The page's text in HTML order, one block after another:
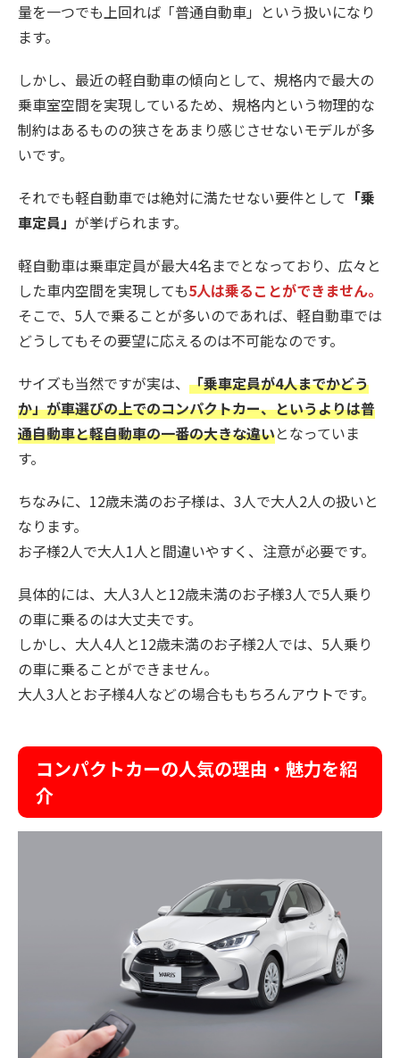
量を一つでも上回れば「普通自動車」という扱いになり
ます。
しかし、最近の軽自動車の傾向として、規格内で最大の
乗車室空間を実現しているため、規格内という物理的な
制約はあるものの狭さをあまり感じさせないモデルが多
いです。
それでも軽自動車では絶対に満たせない要件として 「乗
車定員」 が挙げられます。
軽自動車は乗車定員が最大4名までとなっており、広々と
した車内空間を実現しても5人は乗ることができません。
そこで、5人で乗ることが多いのであれば、軽自動車では
どうしてもその要望に応えるのは不可能なのです。
サイズも当然ですが実は、 「乗車定員が4人までかどう
か」が車選びの上でのコンパクトカー、というよりは普
通自動車と軽自動車の一番の大きな違いとなっていま
す。
ちなみに、12歳未満のお子様は、3人で大人2人の扱いと
なります。
お子様2人で大人1人と間違いやすく、注意が必要です。
具体的には、大人3人と12歳未満のお子様3人で5人乗り
の車に乗るのは大丈夫です。
しかし、大人4人と12歳未満のお子様2人では、5人乗り
の車に乗ることができません。
大人3人とお子様4人などの場合ももちろんアウトです。
コンパクトカーの人気の理由・魅力を紹
介